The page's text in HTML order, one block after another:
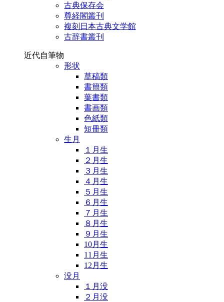
古典保存会
尊経閣叢刊
複刻日本古典文学館
古辞書叢刊
近代自筆物
形状
草稿類
書簡類
葉書類
書画類
色紙類
短冊類
生月
１月生
２月生
３月生
４月生
５月生
６月生
７月生
８月生
９月生
10月生
11月生
12月生
没月
１月没
２月没